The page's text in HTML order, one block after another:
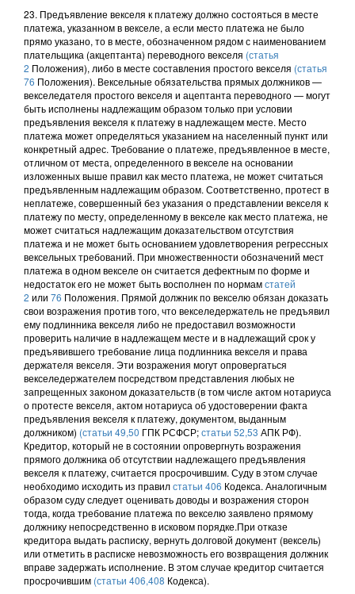
23. Предъявление векселя к платежу должно состояться в месте
платежа, указанном в векселе, а если место платежа не было
прямо указано, то в месте, обозначенном рядом с наименованием
плательщика (акцептанта) переводного векселя (статья
2 Положения), либо в месте составления простого векселя (статья
76 Положения). Вексельные обязательства прямых должников —
векселедателя простого векселя и ацептанта переводного — могут
быть исполнены надлежащим образом только при условии
предъявления векселя к платежу в надлежащем месте. Место
платежа может определяться указанием на населенный пункт или
конкретный адрес. Требование о платеже, предъявленное в месте,
отличном от места, определенного в векселе на основании
изложенных выше правил как место платежа, не может считаться
предъявленным надлежащим образом. Соответственно, протест в
неплатеже, совершенный без указания о представлении векселя к
платежу по месту, определенному в векселе как место платежа, не
может считаться надлежащим доказательством отсутствия
платежа и не может быть основанием удовлетворения регрессных
вексельных требований. При множественности обозначений мест
платежа в одном векселе он считается дефектным по форме и
недостаток его не может быть восполнен по нормамстатей
2 или 76 Положения. Прямой должник по векселю обязан доказать
свои возражения против того, что векселедержатель не предъявил
ему подлинника векселя либо не предоставил возможности
проверить наличие в надлежащем месте и в надлежащий срок у
предъявившего требование лица подлинника векселя и права
держателя векселя. Эти возражения могут опровергаться
векселедержателем посредством представления любых не
запрещенных законом доказательств (в том числе актом нотариуса
о протесте векселя, актом нотариуса об удостоверении факта
предъявления векселя к платежу, документом, выданным
должником) (статьи 49,50 ГПК РСФСР;статьи 52,53 АПК РФ).
Кредитор, который не в состоянии опровергнуть возражения
прямого должника об отсутствии надлежащего предъявления
векселя к платежу, считается просрочившим. Суду в этом случае
необходимо исходить из правилстатьи 406 Кодекса. Аналогичным
образом суду следует оценивать доводы и возражения сторон
тогда, когда требование платежа по векселю заявлено прямому
должнику непосредственно в исковом порядке.При отказе
кредитора выдать расписку, вернуть долговой документ (вексель)
или отметить в расписке невозможность его возвращения должник
вправе задержать исполнение. В этом случае кредитор считается
просрочившим (статьи 406,408 Кодекса).